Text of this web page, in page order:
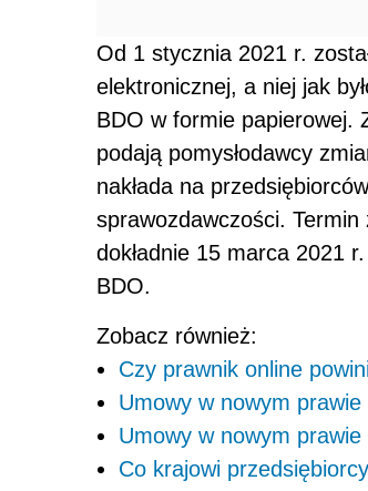
Od 1 stycznia 2021 r.
elektronicznej, a niej jak
BDO w formie papierowej.
podają pomysłodawcy
nakłada na
sprawozdawczości. Termin
dokładnie 15 marca 2021
BDO.
Zobacz również:
Czy prawnik online
Umowy w nowym
Umowy w nowym
Co krajowi